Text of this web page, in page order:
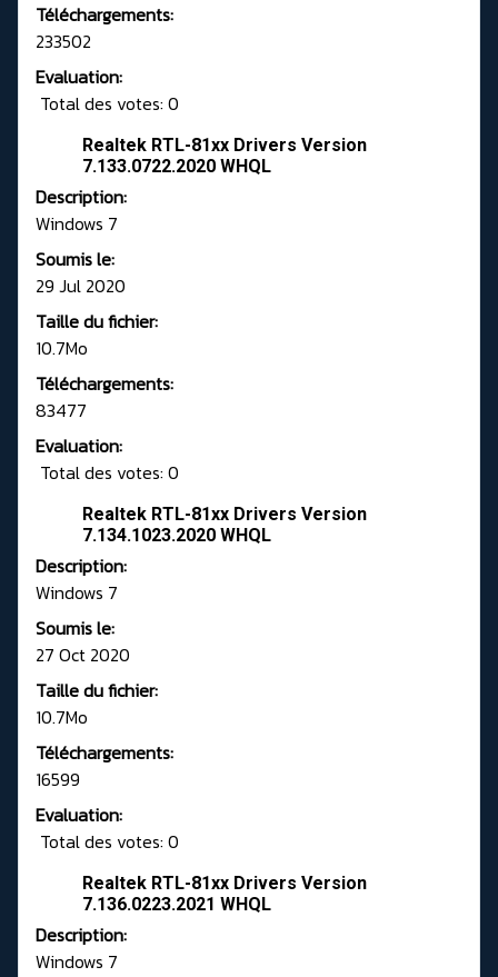
Téléchargements:
233502
Evaluation:
Total des votes: 0
Realtek RTL-81xx Drivers Version
7.133.0722.2020 WHQL
Description:
Windows 7
Soumis le:
29 Jul 2020
Taille du fichier:
10.7Mo
Téléchargements:
83477
Evaluation:
Total des votes: 0
Realtek RTL-81xx Drivers Version
7.134.1023.2020 WHQL
Description:
Windows 7
Soumis le:
27 Oct 2020
Taille du fichier:
10.7Mo
Téléchargements:
16599
Evaluation:
Total des votes: 0
Realtek RTL-81xx Drivers Version
7.136.0223.2021 WHQL
Description:
Windows 7